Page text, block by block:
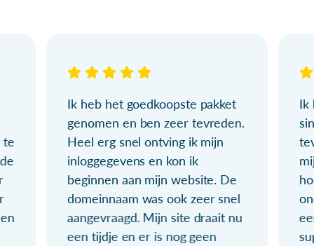
te
Ik heb het goedkoopste pakket
genomen en ben zeer tevreden.
Heel erg snel ontving ik mijn
inloggegevens en kon ik
beginnen aan mijn website. De
domeinnaam was ook zeer snel
aangevraagd. Mijn site draait nu
een tijdje en er is nog geen
Ik